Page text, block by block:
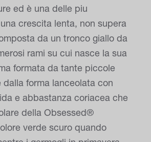
ed è una delle piu
crescita lenta, non supera
da un tronco giallo da
rami su cui nasce la sua
formata da tante piccole
dalla forma lanceolata con
e abbastanza coriacea che
della Obsessed®
verde scuro quando